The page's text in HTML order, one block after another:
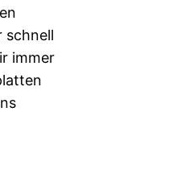
schnell
immer